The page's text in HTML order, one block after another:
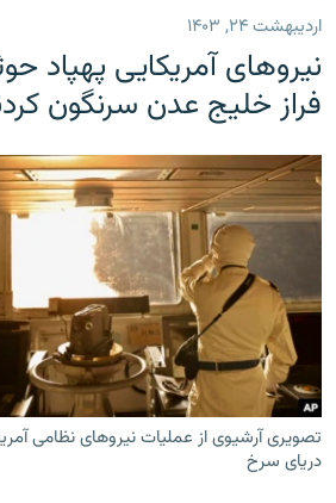
اردیبهشت ۲۴, ۱۴۰۳
نیروهای آمریکایی پهپاد
فراز خلیج عدن سرنگون
تصویری آرشیوی از عملیات نیروهای نظامی
دریای سرخ